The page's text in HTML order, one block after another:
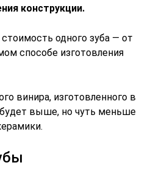
конструкции.
одного зуба — от
способе изготовления
винира, изготовленного в
будет выше, но чуть меньше